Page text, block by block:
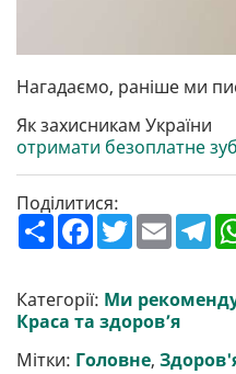
Нагадаємо, раніше ми
Як захисникам України
отримати безоплатне
Поділитися:
П
о
р
и
т
F
a
b
o
o
T
w
e
r
E
m
l
T
e
g
r
Категорії: Ми
Краса та здоров’я
Мітки: Головне,